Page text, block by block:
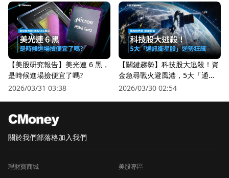
【美股研究報告】美光連 6 黑，
是時候進場撿便宜了嗎?
2026/03/31 03:38
【關鍵趨勢】科技股大逃殺！資
金急尋戰火避風港，5大「通訊
衛星股」逆勢狂飆
2026/03/30 02:54
關於我們部落格加入我們
理財寶商城 美股專區